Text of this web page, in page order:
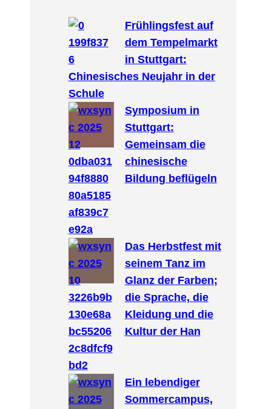
Frühlingsfest auf
dem Tempelmarkt
in Stuttgart:
Chinesisches Neujahr in der
Schule
Symposium in
Stuttgart:
Gemeinsam die
chinesische
Bildung beflügeln
Das Herbstfest mit
seinem Tanz im
Glanz der Farben;
die Sprache, die
Kleidung und die
Kultur der Han
Ein lebendiger
Sommercampus,